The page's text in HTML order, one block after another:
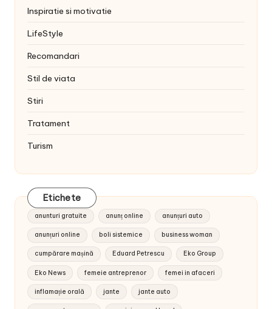
Inspiratie si motivatie
LifeStyle
Recomandari
Stil de viata
Stiri
Tratament
Turism
Etichete
anunturi gratuite anunț online anunțuri auto
anunțuri online boli sistemice business woman
cumpărare mașină Eduard Petrescu Eko Group
Eko News femeie antreprenor femei in afaceri
inflamație orală jante jante auto